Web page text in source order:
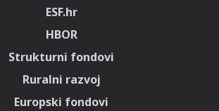
ESF.hr
HBOR
Strukturni fondovi
Ruralni razvoj
Europski fondovi